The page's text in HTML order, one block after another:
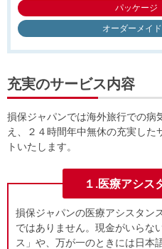
パッケージ
オーダーメイ
充実のサービス内容
損保ジャパンでは海外旅行での病
え、２４時間年中無休の充実した
トいたします。
１.医療アシス
損保ジャパンの医療アシスタン
ではありません。現金がいらな
ス」や、万が一のときには日本